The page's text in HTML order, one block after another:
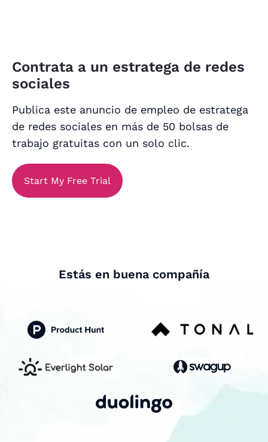
Contrata a un estratega de redes
sociales
Publica este anuncio de empleo de estratega
de redes sociales en más de 50 bolsas de
trabajo gratuitas con un solo clic.
Start My Free Trial
Estás en buena compañía